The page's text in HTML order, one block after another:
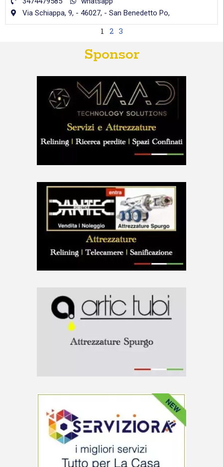
Via Schiappa, 9, - 46027, - San Benedetto Po,
1 2 3
Sponsor